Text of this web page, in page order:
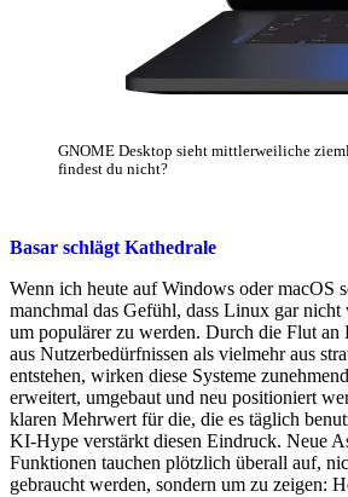
GNOME Desktop sieht mittlerweiliche
findest du nicht?
Basar schlägt Kathedrale
Wenn ich heute auf Windows oder macOS
manchmal das Gefühl, dass Linux gar nicht
um populärer zu werden. Durch die Flut an
aus Nutzerbedürfnissen als vielmehr aus
entstehen, wirken diese Systeme
erweitert, umgebaut und neu positioniert
klaren Mehrwert für die, die es täglich
KI-Hype verstärkt diesen Eindruck. Neue
Funktionen tauchen plötzlich überall auf,
gebraucht werden, sondern um zu zeigen: